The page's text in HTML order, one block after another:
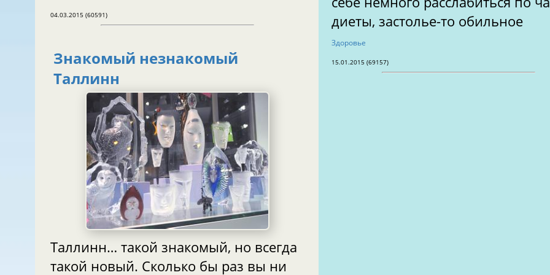
04.03.2015 (60591)
Знакомый незнакомый
Таллинн
Таллинн… такой знакомый, но всегда
такой новый. Сколько бы раз вы ни
диеты, застолье-то обильное
Здоровье
15.01.2015 (69157)